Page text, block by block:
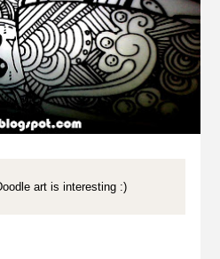
art is interesting :)